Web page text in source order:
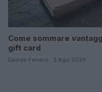
Come sommare
gift card
Davide Ferraro · 2 Ago 2026